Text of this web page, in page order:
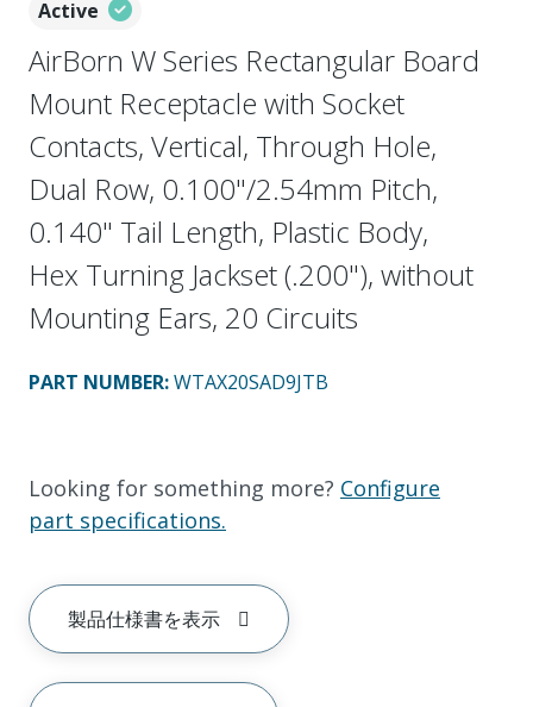
Active
AirBorn W Series Rectangular Board
Mount Receptacle with Socket
Contacts, Vertical, Through Hole,
Dual Row, 0.100"/2.54mm Pitch,
0.140" Tail Length, Plastic Body,
Hex Turning Jackset (.200"), without
Mounting Ears, 20 Circuits
PART NUMBER:WTAX20SAD9JTB
Looking for something more? Configure
part specifications.
製品仕様書を表示